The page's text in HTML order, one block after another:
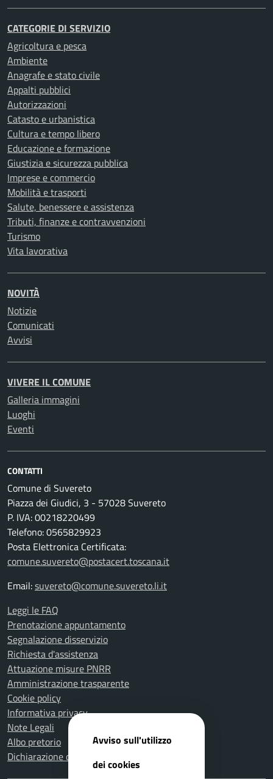
CATEGORIE DI SERVIZIO
Agricoltura e pesca
Ambiente
Anagrafe e stato civile
Appalti pubblici
Autorizzazioni
Catasto e urbanistica
Cultura e tempo libero
Educazione e formazione
Giustizia e sicurezza pubblica
Imprese e commercio
Mobilità e trasporti
Salute, benessere e assistenza
Tributi, finanze e contravvenzioni
Turismo
Vita lavorativa
NOVITÀ
Notizie
Comunicati
Avvisi
VIVERE IL COMUNE
Galleria immagini
Luoghi
Eventi
CONTATTI
Comune di Suvereto
Piazza dei Giudici, 3 - 57028 Suvereto
P. IVA: 00218220499
Telefono: 0565829923
Posta Elettronica Certificata:
comune.suvereto@postacert.toscana.it
Email:suvereto@comune.suvereto.li.it
Leggi le FAQ
Prenotazione appuntamento
Segnalazione disservizio
Richiesta d'assistenza
Attuazione misure PNRR
Amministrazione trasparente
Cookie policy
Informativa privacy
Note Legali
Albo pretorio
Dichiarazione di accessibilità
Avviso sull'utilizzo
dei cookies